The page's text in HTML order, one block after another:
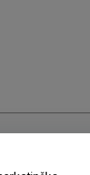
Pravilnik